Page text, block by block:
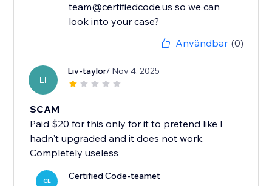
team@certifiedcode.us so we can
look into your case?
Användbar (0)
LI
Liv-taylor/ Nov 4, 2025
SCAM
Paid $20 for this only for it to pretend like I
hadn't upgraded and it does not work.
Completely useless
CE Certified Code-teamet